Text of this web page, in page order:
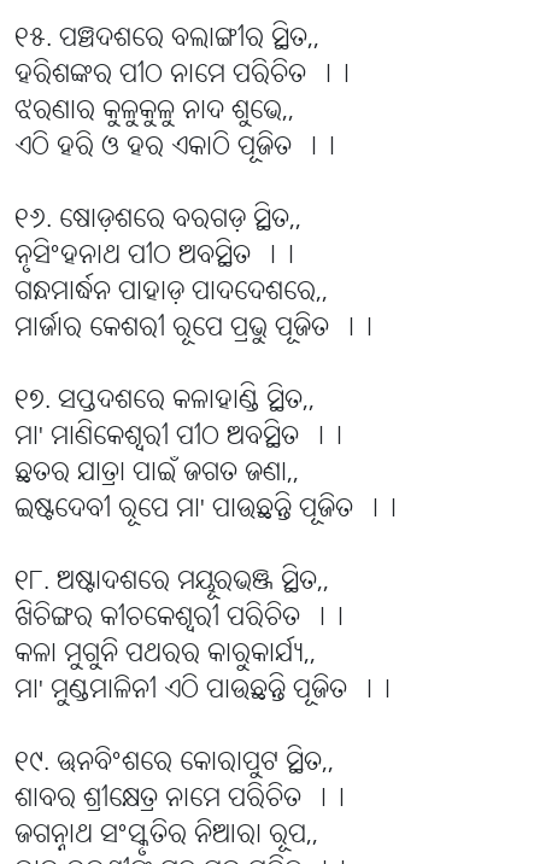
୧୫. ପଞ୍ଚଦଶରେ ବଲାଙ୍ଗୀର ସ୍ଥିତ,,
ହରିଶଙ୍କର ପୀଠ ନାମେ ପରିଚିତ ।।
ଝରଣାର କୁଳୁକୁଳୁ ନାଦ ଶୁଭେ,,
ଏଠି ହରି ଓ ହର ଏକାଠି ପୂଜିତ ।।
୧୬. ଷୋଡ଼ଶରେ ବରଗଡ଼ ସ୍ଥିତ,,
ନୃସିଂହନାଥ ପୀଠ ଅବସ୍ଥିତ ।।
ଗନ୍ଧମାର୍ଦ୍ଧନ ପାହାଡ଼ ପାଦଦେଶରେ,,
ମାର୍ଜାର କେଶରୀ ରୂପେ ପ୍ରଭୁ ପୂଜିତ ।।
୧୭. ସପ୍ତଦଶରେ କଳାହାଣ୍ଡି ସ୍ଥିତ,,
ମା' ମାଣିକେଶ୍ୱରୀ ପୀଠ ଅବସ୍ଥିତ ।।
ଛତର ଯାତ୍ରା ପାଇଁ ଜଗତ ଜଣା,,
ଇଷ୍ଟଦେବୀ ରୂପେ ମା' ପାଉଛନ୍ତି ପୂଜିତ ।।
୧୮. ଅଷ୍ଟାଦଶରେ ମୟୂରଭଞ୍ଜ ସ୍ଥିତ,,
ଖିଚିଙ୍ଗର କୀଚକେଶ୍ୱରୀ ପରିଚିତ ।।
କଳା ମୁଗୁନି ପଥରର କାରୁକାର୍ଯ୍ୟ,,
ମା' ମୁଣ୍ଡମାଳିନୀ ଏଠି ପାଉଛନ୍ତି ପୂଜିତ ।।
୧୯. ଊନବିଂଶରେ କୋରାପୁଟ ସ୍ଥିତ,,
ଶାବର ଶ୍ରୀକ୍ଷେତ୍ର ନାମେ ପରିଚିତ ।।
ଜଗନ୍ନାଥ ସଂସ୍କୃତିର ନିଆରା ରୂପ,,